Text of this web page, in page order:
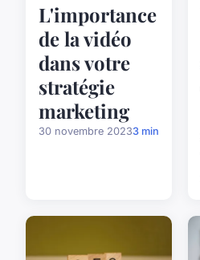
L'importance
de la vidéo
dans votre
stratégie
marketing
30 novembre 20233 min